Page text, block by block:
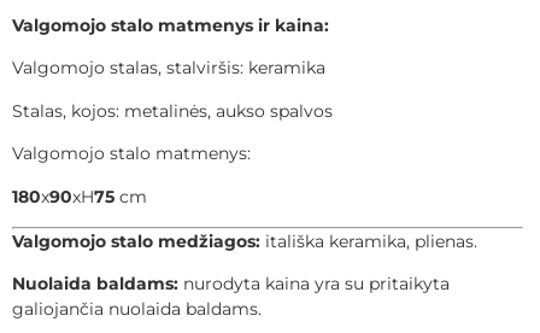
Valgomojo stalo matmenys ir kaina:
Valgomojo stalas, stalviršis: keramika
Stalas, kojos: metalinės, aukso spalvos
Valgomojo stalo matmenys:
180x90xH75 cm
Valgomojo stalo medžiagos: itališka keramika, plienas.
Nuolaida baldams: nurodyta kaina yra su pritaikyta
galiojančia nuolaida baldams.